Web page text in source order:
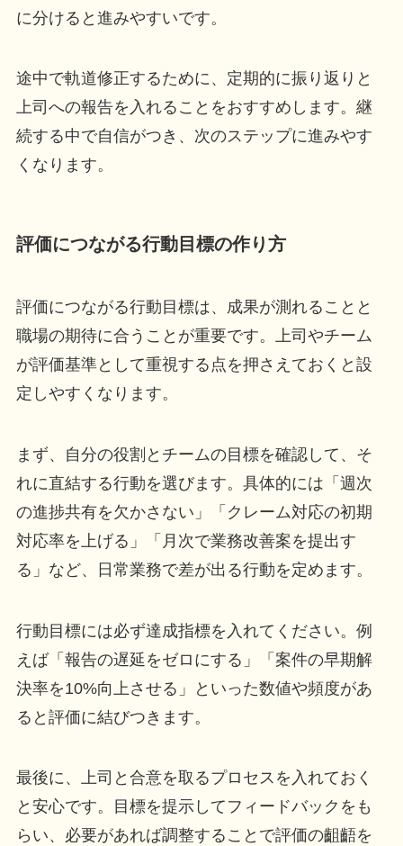
に分けると進みやすいです。
途中で軌道修正するために、定期的に振り返りと
上司への報告を入れることをおすすめします。継
続する中で自信がつき、次のステップに進みやす
くなります。
評価につながる行動目標の作り方
評価につながる行動目標は、成果が測れることと
職場の期待に合うことが重要です。上司やチーム
が評価基準として重視する点を押さえておくと設
定しやすくなります。
まず、自分の役割とチームの目標を確認して、そ
れに直結する行動を選びます。具体的には「週次
の進捗共有を欠かさない」「クレーム対応の初期
対応率を上げる」「月次で業務改善案を提出す
る」など、日常業務で差が出る行動を定めます。
行動目標には必ず達成指標を入れてください。例
えば「報告の遅延をゼロにする」「案件の早期解
決率を10%向上させる」といった数値や頻度があ
ると評価に結びつきます。
最後に、上司と合意を取るプロセスを入れておく
と安心です。目標を提示してフィードバックをも
らい、必要があれば調整することで評価の齟齬を